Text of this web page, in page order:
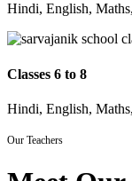
Hindi, English,
Classes 6 to 8
Hindi, English,
Our Teachers